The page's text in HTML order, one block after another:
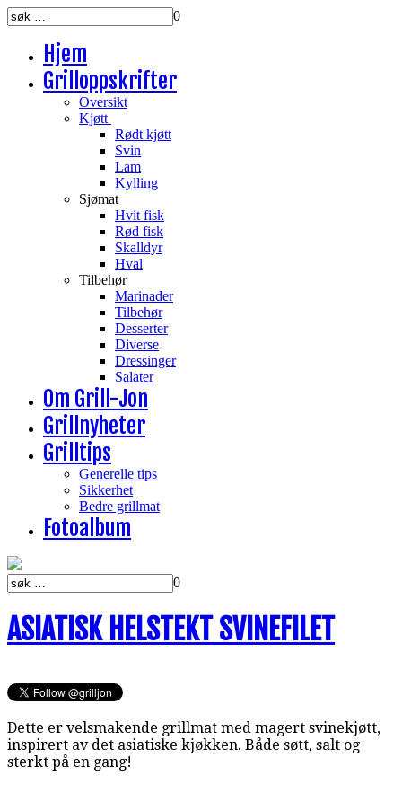
0
Hjem
Grilloppskrifter
Oversikt
Kjøtt
Rødt kjøtt
Svin
Lam
Kylling
Sjømat
Hvit fisk
Rød fisk
Skalldyr
Hval
Tilbehør
Marinader
Tilbehør
Desserter
Diverse
Dressinger
Salater
Om Grill-Jon
Grillnyheter
Grilltips
Generelle tips
Sikkerhet
Bedre grillmat
Fotoalbum
0
ASIATISK HELSTEKT SVINEFILET
Dette er velsmakende grillmat med magert svinekjøtt,
inspirert av det asiatiske kjøkken. Både søtt, salt og
sterkt på en gang!